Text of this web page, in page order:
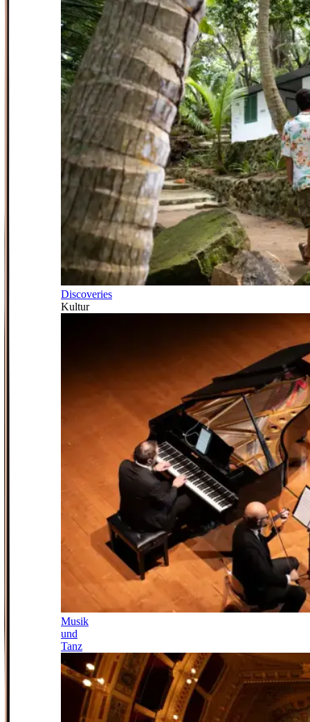
Discoveries
Kultur
Musik
und
Tanz